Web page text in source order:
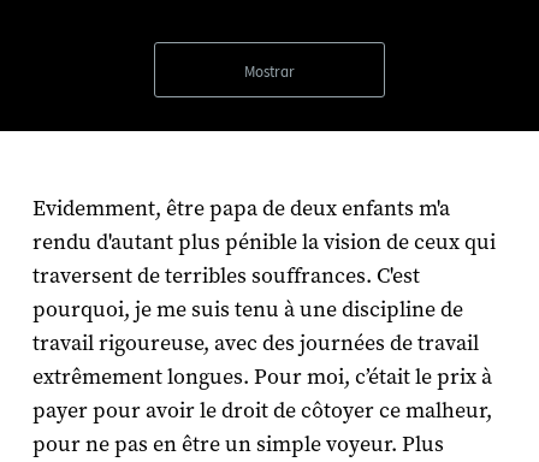
Mostrar
Evidemment, être papa de deux enfants m'a
rendu d'autant plus pénible la vision de ceux qui
traversent de terribles souffrances. C'est
pourquoi, je me suis tenu à une discipline de
travail rigoureuse, avec des journées de travail
extrêmement longues. Pour moi, c’était le prix à
payer pour avoir le droit de côtoyer ce malheur,
pour ne pas en être un simple voyeur. Plus